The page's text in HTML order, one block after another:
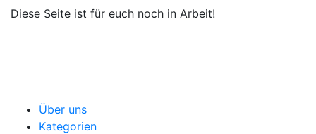
Diese Seite ist für euch noch in Arbeit!
Über uns
Kategorien